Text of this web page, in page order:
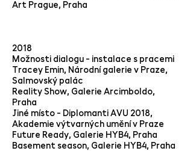
Art Prague, Praha
2018
Možnosti dialogu - instalace s pracemi
Tracey Emin, Národní galerie v Praze,
Salmovský palác
Reality Show, Galerie Arcimboldo,
Praha
Jiné místo - Diplomanti AVU 2018,
Akademie výtvarných umění v Praze
Future Ready, Galerie HYB4, Praha
Basement season, Galerie HYB4, Praha